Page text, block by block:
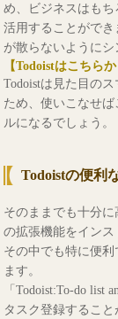
め、ビジネスはも
活用することがで
が散らないようにシ
【Todoistはこちらか
Todoistは見た目の
ため、使いこなせ
ルになるでしょう。
Todoistの便利
そのままでも十分
の拡張機能をインス
その中でも特に便
ます。
「Todoist:To-do list
タスク登録するこ